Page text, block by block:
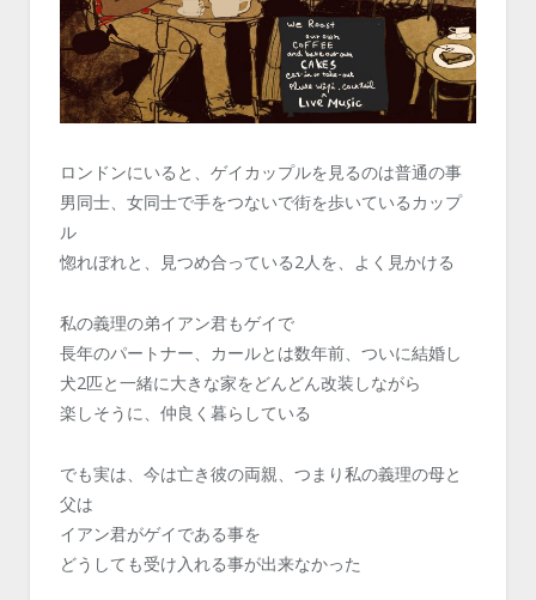
ロンドンにいると、ゲイカップルを見るのは普通の事
男同士、女同士で手をつないで街を歩いているカップ
ル
惚れぼれと、見つめ合っている2人を、よく見かける
私の義理の弟イアン君もゲイで
長年のパートナー、カールとは数年前、ついに結婚し
犬2匹と一緒に大きな家をどんどん改装しながら
楽しそうに、仲良く暮らしている
でも実は、今は亡き彼の両親、つまり私の義理の母と
父は
イアン君がゲイである事を
どうしても受け入れる事が出来なかった